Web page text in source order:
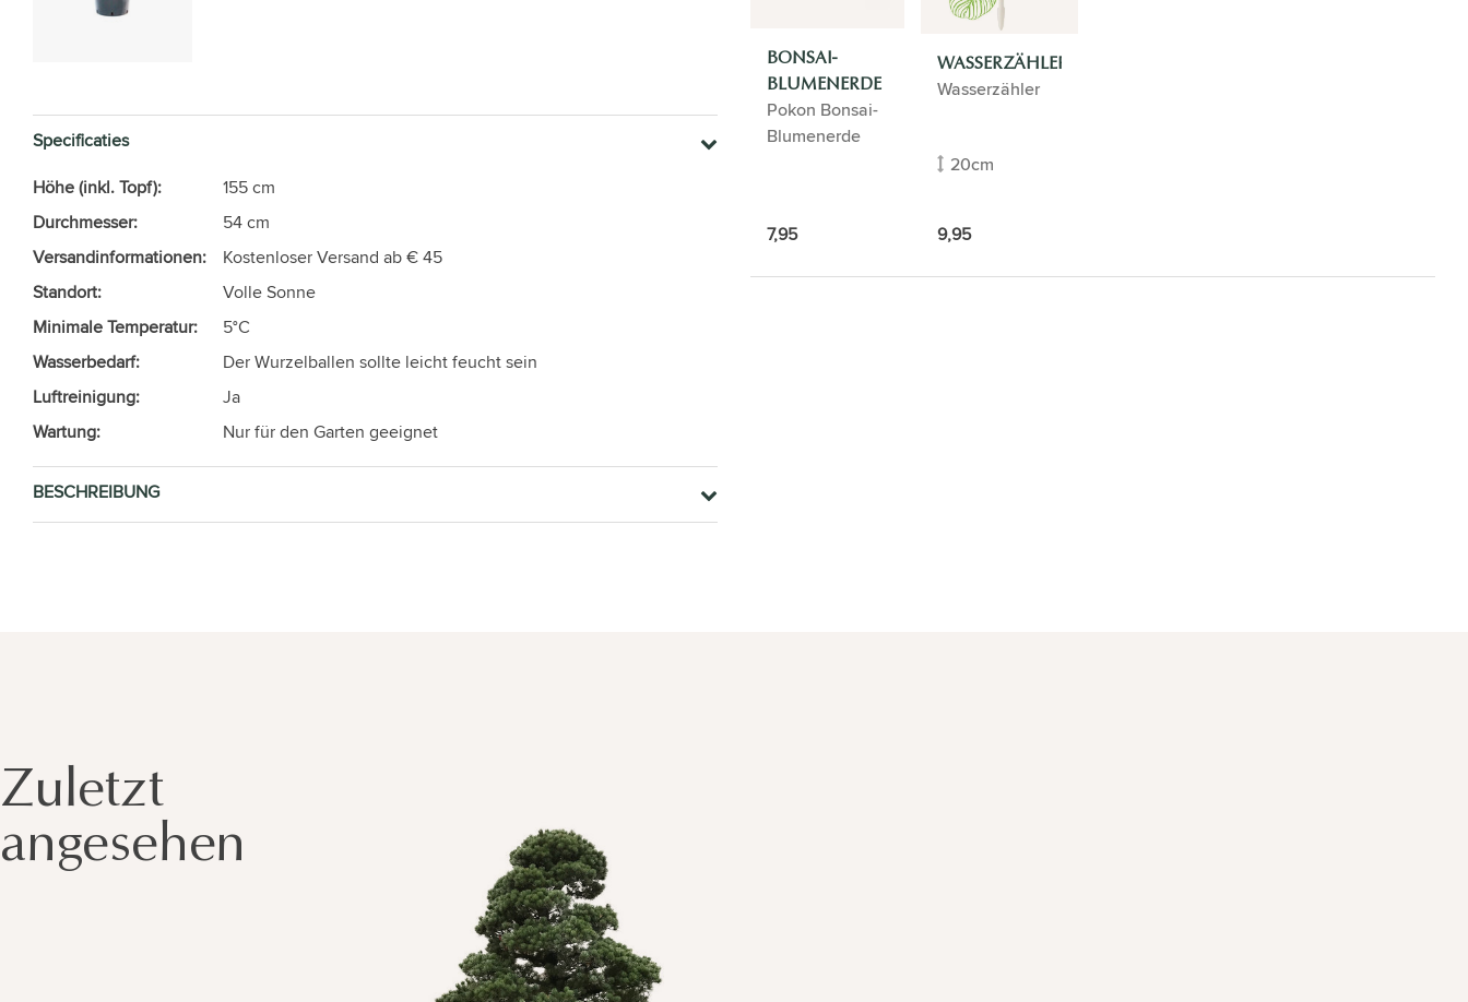
Specificaties
Höhe (inkl. Topf):
155 cm
Durchmesser:
54 cm
Versandinformationen:
Kostenloser Versand ab € 45
Standort:
Volle Sonne
Minimale Temperatur:
5°C
Wasserbedarf:
Der Wurzelballen sollte leicht feucht sein
Luftreinigung:
Ja
Wartung:
Nur für den Garten geeignet
BESCHREIBUNG
BONSAI-
BLUMENERDE
Pokon Bonsai-
Blumenerde
7,95
WASSERZÄHLER
Wasserzähler
20cm
9,95
Zuletzt
angesehen